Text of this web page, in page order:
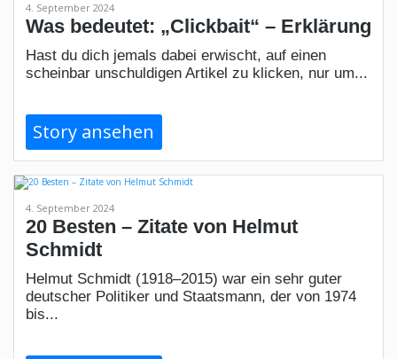
4. September 2024
Was bedeutet: „Clickbait“ – Erklärung
Hast du dich jemals dabei erwischt, auf einen
scheinbar unschuldigen Artikel zu klicken, nur um...
Story ansehen
4. September 2024
20 Besten – Zitate von Helmut
Schmidt
Helmut Schmidt (1918–2015) war ein sehr guter
deutscher Politiker und Staatsmann, der von 1974
bis...